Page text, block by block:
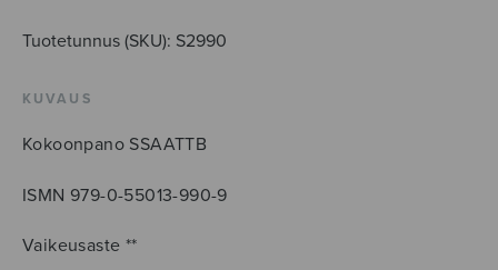
Tuotetunnus (SKU): S2990
KUVAUS
Kokoonpano SSAATTB
ISMN 979-0-55013-990-9
Vaikeusaste **